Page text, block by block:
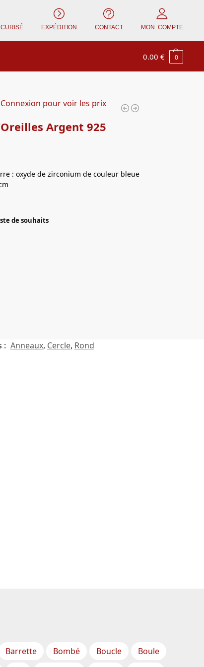
EXPÉDITION CONTACT MON COMPTE
0.00€ 0
pour voir les prix
Argent 925
: oxyde de zirconium de couleur bleue
de souhaits
: Anneaux, Cercle, Rond
Barrette Bombé Boucle
Boule